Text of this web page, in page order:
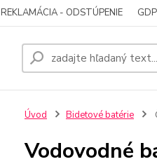
REKLAMÁCIA - ODSTÚPENIE
Úvod Bidetové batérie
Vodovodné